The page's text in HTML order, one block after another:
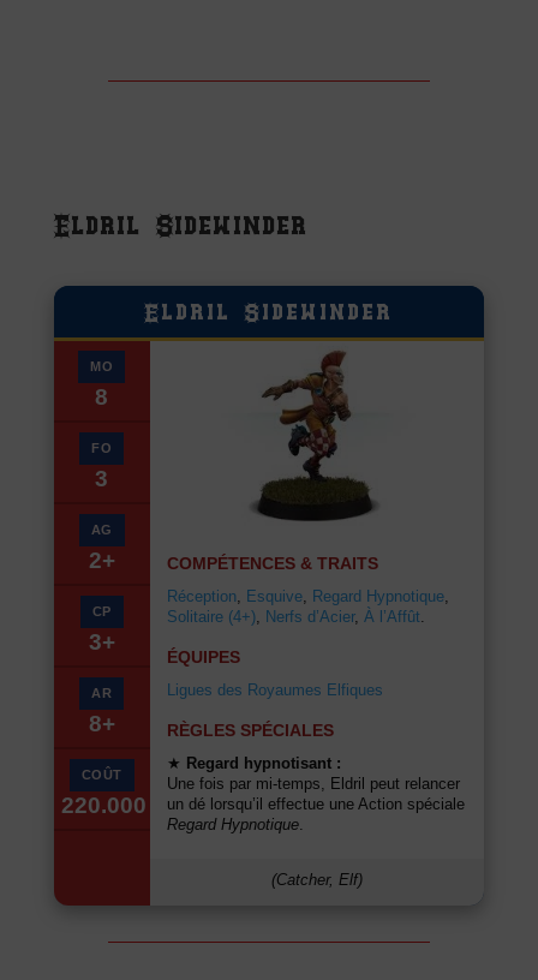
Eldril Sidewinder
Eldril Sidewinder
MO
8
FO
3
AG
2+
CP
3+
AR
8+
COÛT
220.000
COMPÉTENCES & TRAITS
Réception, Esquive, Regard Hypnotique,
Solitaire (4+), Nerfs d’Acier, À l’Affût.
ÉQUIPES
Ligues des Royaumes Elfiques
RÈGLES SPÉCIALES
★ Regard hypnotisant :
Une fois par mi-temps, Eldril peut relancer
un dé lorsqu’il effectue une Action spéciale
Regard Hypnotique.
(Catcher, Elf)